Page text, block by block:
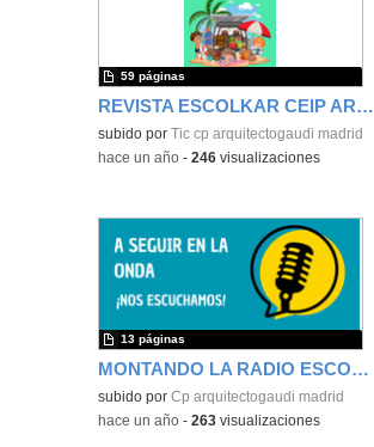
REVISTA ESCOLKAR CEIP ARQUITECTO GAUDI 2024/26
Contenido educativo.
subido por Tic cp arquitectogaudi madrid
59 páginas
-hace un año -246 visualizaciones
MONTANDO LA RADIO ESCOLAR CEIP ARQUITECTO GAUDÍ
Contenido educativo.
subido porCp arquitectogaudi madrid
13 páginas
-hace un año -263 visualizaciones